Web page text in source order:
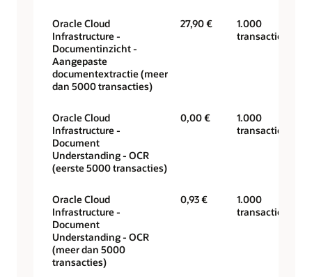
Oracle Cloud
Infrastructure -
Documentinzicht -
Aangepaste
documentextractie (meer
dan 5000 transacties)
27,90 €
1.000
transacties
Oracle Cloud
Infrastructure -
Document
Understanding - OCR
(eerste 5000 transacties)
0,00 €
1.000
transacties
Oracle Cloud
Infrastructure -
Document
Understanding - OCR
(meer dan 5000
transacties)
0,93 €
1.000
transacties